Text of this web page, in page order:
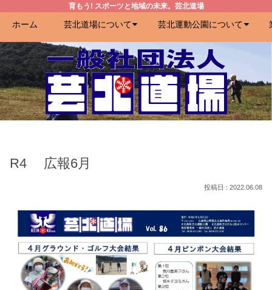
育もう! スポーツと地域の未来。芸北道場
ホーム 芸北道場について 芸北運動公園について
R4 広報6月
2022.06.08